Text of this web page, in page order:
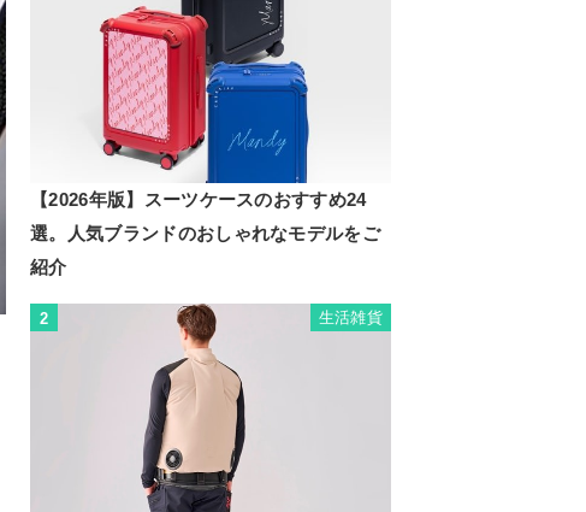
【2026年版】スーツケースのおすすめ24
選。人気ブランドのおしゃれなモデルをご
紹介
2 生活雑貨